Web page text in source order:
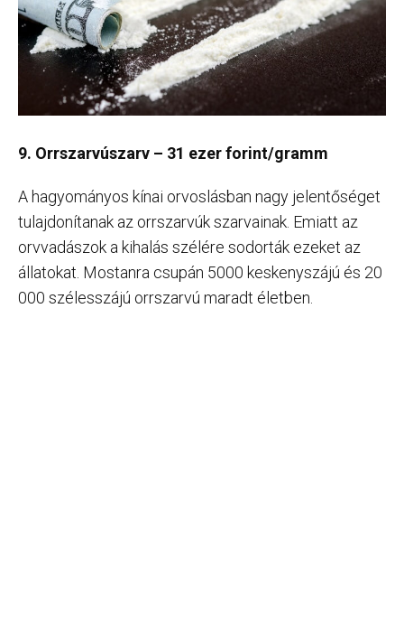
9. Orrszarvúszarv – 31 ezer forint/gramm
A hagyományos kínai orvoslásban nagy jelentőséget
tulajdonítanak az orrszarvúk szarvainak. Emiatt az
orvvadászok a kihalás szélére sodorták ezeket az
állatokat. Mostanra csupán 5000 keskenyszájú és 20
000 szélesszájú orrszarvú maradt életben.